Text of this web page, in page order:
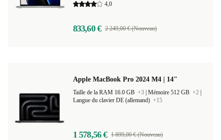
4,0
833,60 € 2 249,00 € (Nouveau)
Apple MacBook Pro 2024 M4 | 14"
Taille de la RAM 16.0 GB +3 Mémoire 512 GB +2
Langue du clavier DE (allemand) +15
1 578,56 € 1 899,00 € (Nouveau)